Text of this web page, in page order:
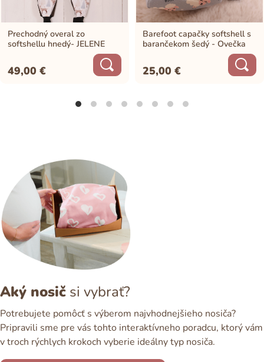
Prechodný overal zo
softshellu hnedý- JELENE
49,00€
Barefoot capačky softshell s
barančekom šedý - Ovečka
25,00€
Aký nosič si vybrať?
Potrebujete pomôcť s výberom najvhodnejšieho nosiča?
Pripravili sme pre vás tohto interaktívneho poradcu, ktorý vám
v troch rýchlych krokoch vyberie ideálny typ nosiča.